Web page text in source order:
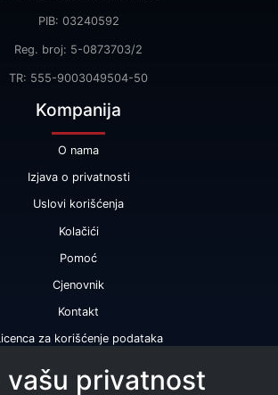
PIB: 03240592
Reg. broj: 5-0873703/2
TR: 555-9003049504-50
Kompanija
O nama
Izjava o privatnosti
Uslovi korišćenja
Kolačići
Pomoć
Cjenovnik
Kontakt
za korišćenje podataka
Naše usluge
vašu privatnost